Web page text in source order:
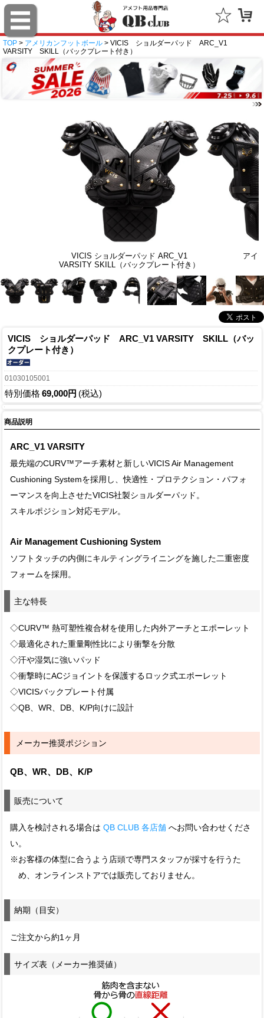
TOP > アメリカンフットボール > VICIS ショルダーパッド ARC_V1
VARSITY SKILL（バックプレート付き）
VICIS ショルダーパッド ARC_V1
VARSITY SKILL（バックプレート付き）
アイ
VICIS ショルダーパッド ARC_V1 VARSITY SKILL（バッ
クプレート付き）
01030105001
特別価格 69,000円 (税込)
商品説明
ARC_V1 VARSITY
最先端のCURV™アーチ素材と新しいVICIS Air Management
Cushioning Systemを採用し、快適性・プロテクション・パフォ
ーマンスを向上させたVICIS社製ショルダーパッド。
スキルポジション対応モデル。
Air Management Cushioning System
ソフトタッチの内側にキルティングライニングを施した二重密度
フォームを採用。
主な特長
◇CURV™ 熱可塑性複合材を使用した内外アーチとエポーレット
◇最適化された重量剛性比により衝撃を分散
◇汗や湿気に強いパッド
◇衝撃時にACジョイントを保護するロック式エポーレット
◇VICISバックプレート付属
◇QB、WR、DB、K/P向けに設計
メーカー推奨ポジション
QB、WR、DB、K/P
販売について
購入を検討される場合はQB CLUB 各店舗 へお問い合わせくださ
い。
※お客様の体型に合うよう店頭で専門スタッフが採寸を行うた
め、オンラインストアでは販売しておりません。
納期（目安）
ご注文から約1ヶ月
サイズ表（メーカー推奨値）